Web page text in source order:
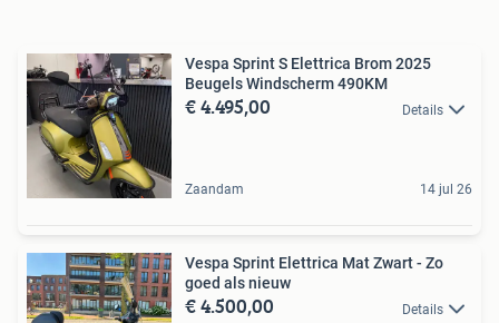
Vespa Sprint S Elettrica Brom 2025
Beugels Windscherm 490KM
€ 4.495,00 Details
Zaandam 14 jul 26
Vespa Sprint Elettrica Mat Zwart - Zo
goed als nieuw
€ 4.500,00 Details